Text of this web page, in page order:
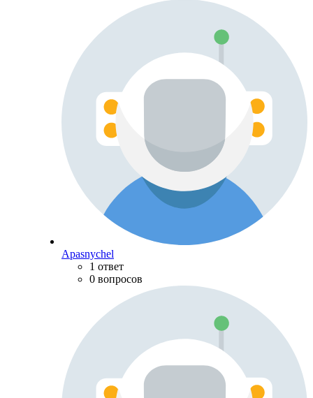
Apasnychel
1 ответ
0 вопросов